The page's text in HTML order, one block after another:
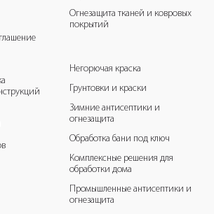
Огнезащита тканей и ковровых
покрытий
Негорючая краска
Грунтовки и краски
Зимние антисептики и
огнезащита
Обработка бани под ключ
Комплексные решения для
обработки дома
Промышленные антисептики и
огнезащита